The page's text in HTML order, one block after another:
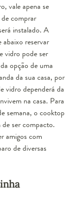
, vale apena se
comprar
instalado. A
reservar
vidro pode ser
opção de uma
da sua casa, por
vidro dependerá da
na casa. Para
semana, o cooktop
ser compacto.
amigos com
de diversas